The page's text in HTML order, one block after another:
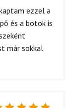
/ 5
ezzel a
és a botok is
már sokkal